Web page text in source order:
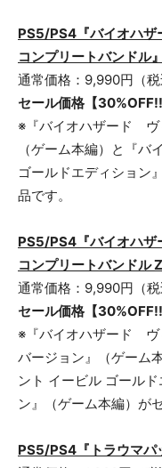
PS5/PS4 『バイオハ
コンプリートバンドル
通常価格：9,990円（税
セール価格【30
※『バイオハザード ヴ
（ゲーム本編）と『
ゴールドエディション
品です。
PS5/PS4 『バイオハ
コンプリートバンドル
通常価格：9,990円（税
セール価格【30
※『バイオハザード ヴ
バージョン』（ゲーム
ント イービル ゴール
ン』（ゲーム本編）が
PS5/PS4 『 トラウマパ